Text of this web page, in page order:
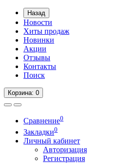
Назад
Новости
Хиты продаж
Новинки
Акции
Отзывы
Контакты
Поиск
Корзина: 0
Сравнение0
Закладки0
Личный кабинет
Авторизация
Регистрация